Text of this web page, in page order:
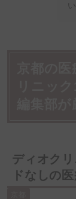
ディオク
ドなしの